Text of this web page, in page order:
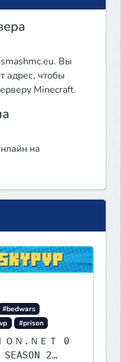
Вы
адрес, чтобы
Minecraft.
на
#bedwars
#prison
2